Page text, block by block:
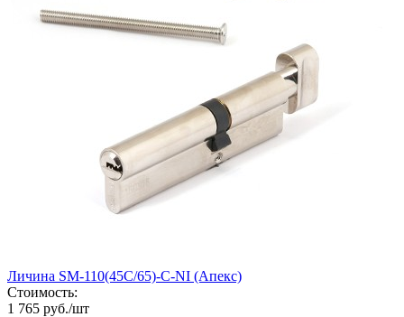
Личина SМ-110(45C/65)-С-NI (Апекс)
Стоимость:
1 765 руб./шт